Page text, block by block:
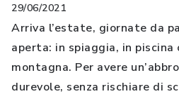
29/06/2021
Arriva l’estate, giornate da
aperta: in spiaggia, in piscina
montagna. Per avere
durevole, senza rischiare di